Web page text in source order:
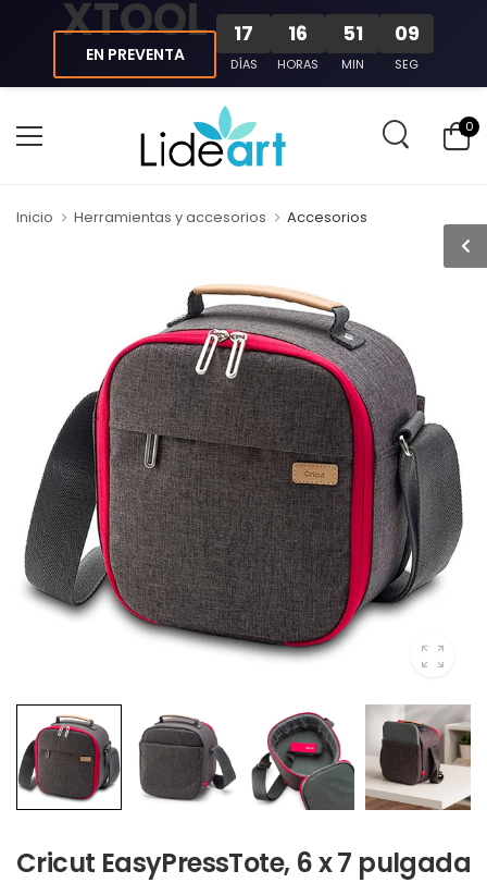
XTOOL
EN PREVENTA
17
DÍAS
16
HORAS
51
MIN
09
SEG
0
Inicio Herramientas y accesorios Accesorios
Cricut EasyPressTote, 6 x 7 pulgada